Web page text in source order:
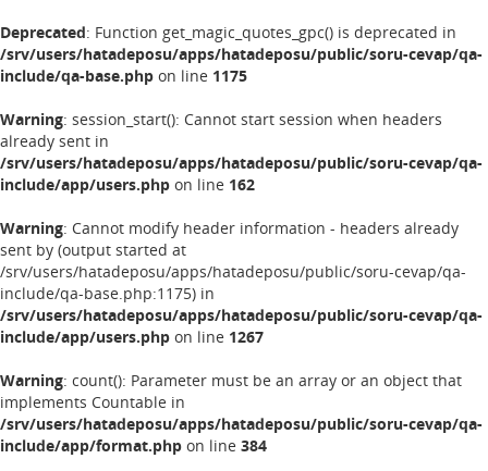
Deprecated: Function get_magic_quotes_gpc() is deprecated in
/srv/users/hatadeposu/apps/hatadeposu/public/soru-cevap/qa-
include/qa-base.php on line 1175
Warning: session_start(): Cannot start session when headers
already sent in
/srv/users/hatadeposu/apps/hatadeposu/public/soru-cevap/qa-
include/app/users.php on line 162
Warning: Cannot modify header information - headers already
sent by (output started at
/srv/users/hatadeposu/apps/hatadeposu/public/soru-cevap/qa-
include/qa-base.php:1175) in
/srv/users/hatadeposu/apps/hatadeposu/public/soru-cevap/qa-
include/app/users.php on line 1267
Warning: count(): Parameter must be an array or an object that
implements Countable in
/srv/users/hatadeposu/apps/hatadeposu/public/soru-cevap/qa-
include/app/format.php on line 384